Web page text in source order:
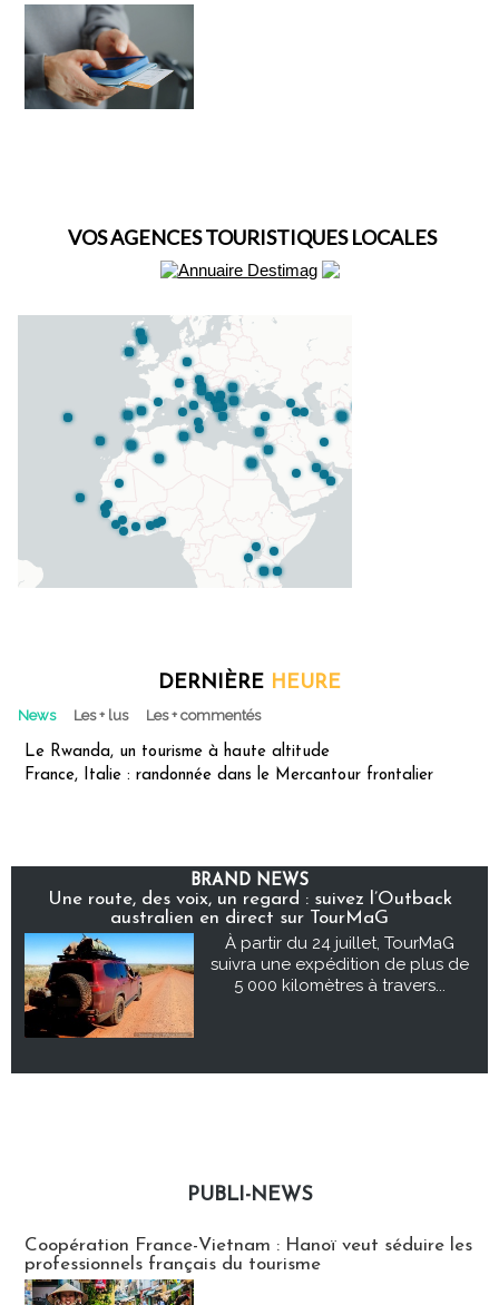
VOS AGENCES TOURISTIQUES LOCALES
DERNIÈRE HEURE
News Les + lus Les + commentés
Le Rwanda, un tourisme à haute altitude
France, Italie : randonnée dans le Mercantour frontalier
BRAND NEWS
Une route, des voix, un regard : suivez l’Outback
australien en direct sur TourMaG
À partir du 24 juillet, TourMaG
suivra une expédition de plus de
5 000 kilomètres à travers...
PUBLI-NEWS
Coopération France-Vietnam : Hanoï veut séduire les
professionnels français du tourisme